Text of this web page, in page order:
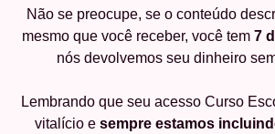
Não se preocupe, se o conteúdo
mesmo que você receber, você tem 7
nós devolvemos seu dinheiro
Lembrando que seu acesso Curso
vitalício e sempre estamos